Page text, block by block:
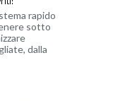
rapido
sotto
dalla